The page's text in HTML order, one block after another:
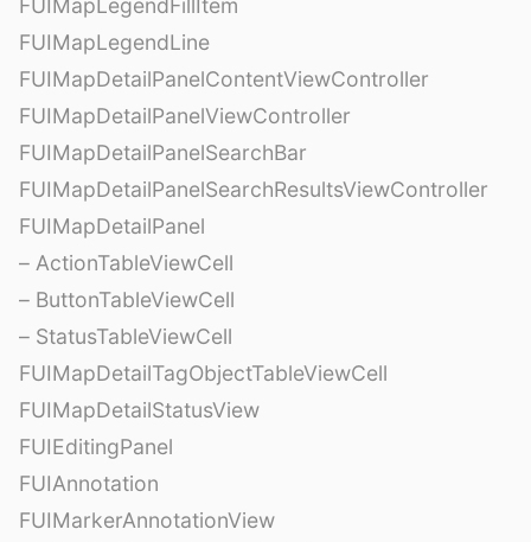
FUIMapLegendLine
FUIMapDetailPanelContentViewController
FUIMapDetailPanelViewController
FUIMapDetailPanelSearchBar
FUIMapDetailPanelSearchResultsViewController
FUIMapDetailPanel
– ActionTableViewCell
– ButtonTableViewCell
– StatusTableViewCell
FUIMapDetailTagObjectTableViewCell
FUIMapDetailStatusView
FUIEditingPanel
FUIAnnotation
FUIMarkerAnnotationView